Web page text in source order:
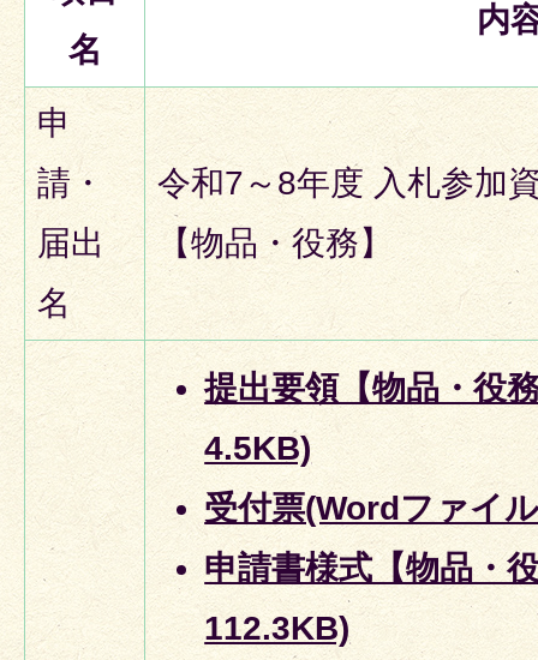
名
内
申
請・
届出
名
令和7～8年度 入札参加
【物品・役務】
提出要領【物品・役
4.5KB)
受付票(Wordファイ
申請書様式【物品・
112.3KB)